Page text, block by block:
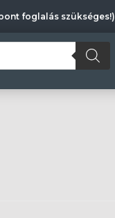
foglalás szükséges!)